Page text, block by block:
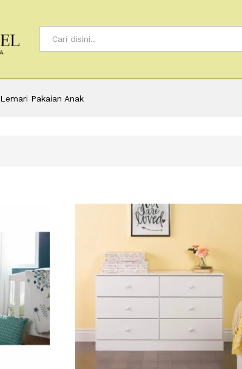
Lemari Pakaian Anak